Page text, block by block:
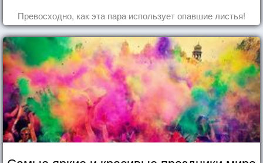
Превосходно, как эта пара использует опавшие листья!